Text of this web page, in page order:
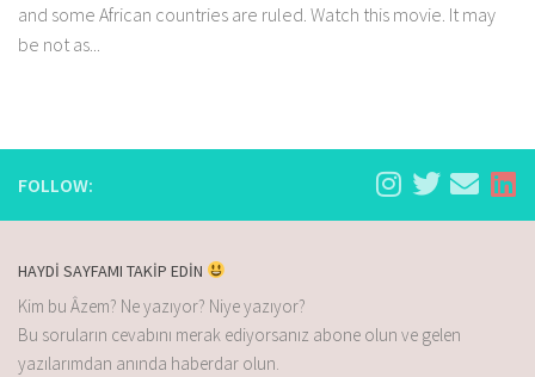
and some African countries are ruled. Watch this movie. It may
be not as...
FOLLOW:
HAYDİ SAYFAMI TAKİP EDİN
Kim bu Âzem? Ne yazıyor? Niye yazıyor?
Bu soruların cevabını merak ediyorsanız abone olun ve gelen
yazılarımdan anında haberdar olun.